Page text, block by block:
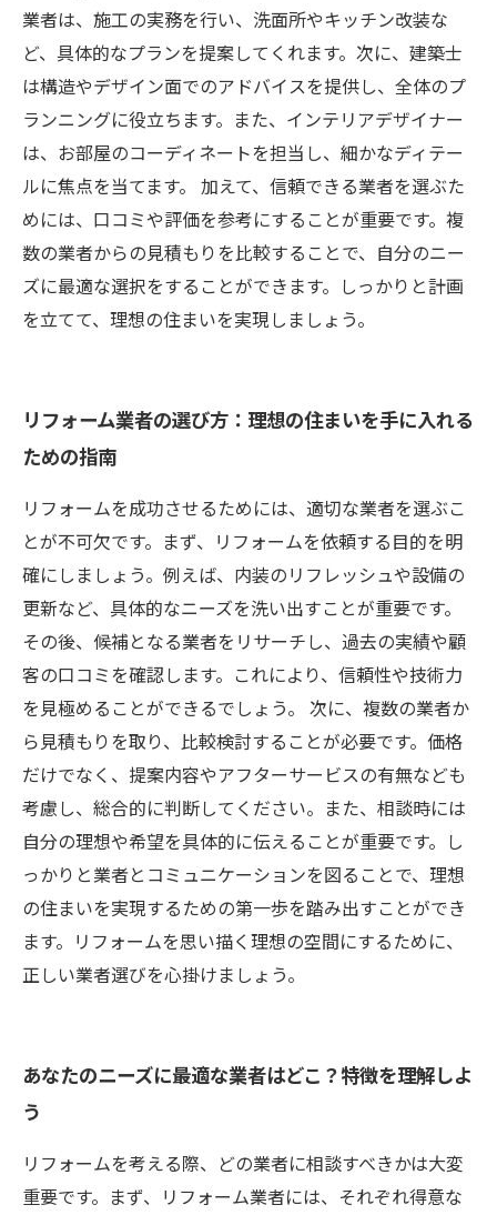
業者は、施工の実務を行い、洗面所やキッチン改装な
ど、具体的なプランを提案してくれます。次に、建築士
は構造やデザイン面でのアドバイスを提供し、全体のプ
ランニングに役立ちます。また、インテリアデザイナー
は、お部屋のコーディネートを担当し、細かなディテー
ルに焦点を当てます。 加えて、信頼できる業者を選ぶた
めには、口コミや評価を参考にすることが重要です。複
数の業者からの見積もりを比較することで、自分のニー
ズに最適な選択をすることができます。しっかりと計画
を立てて、理想の住まいを実現しましょう。
リフォーム業者の選び方：理想の住まいを手に入れる
ための指南
リフォームを成功させるためには、適切な業者を選ぶこ
とが不可欠です。まず、リフォームを依頼する目的を明
確にしましょう。例えば、内装のリフレッシュや設備の
更新など、具体的なニーズを洗い出すことが重要です。
その後、候補となる業者をリサーチし、過去の実績や顧
客の口コミを確認します。これにより、信頼性や技術力
を見極めることができるでしょう。 次に、複数の業者か
ら見積もりを取り、比較検討することが必要です。価格
だけでなく、提案内容やアフターサービスの有無なども
考慮し、総合的に判断してください。また、相談時には
自分の理想や希望を具体的に伝えることが重要です。し
っかりと業者とコミュニケーションを図ることで、理想
の住まいを実現するための第一歩を踏み出すことができ
ます。リフォームを思い描く理想の空間にするために、
正しい業者選びを心掛けましょう。
あなたのニーズに最適な業者はどこ？特徴を理解しよ
う
リフォームを考える際、どの業者に相談すべきかは大変
重要です。まず、リフォーム業者には、それぞれ得意な